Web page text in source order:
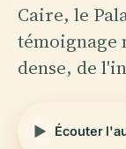
Caire, le
témoignage
dense, de
Écouter